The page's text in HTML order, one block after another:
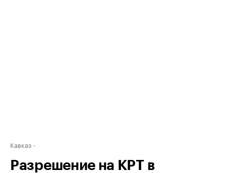
Кавказ
Разрешение на КРТ в